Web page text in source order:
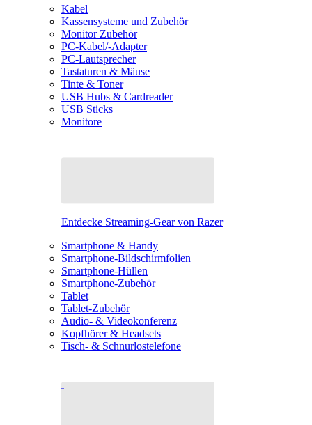
Kabel
Kassensysteme und Zubehör
Monitor Zubehör
PC-Kabel/-Adapter
PC-Lautsprecher
Tastaturen & Mäuse
Tinte & Toner
USB Hubs & Cardreader
USB Sticks
Monitore
Entdecke Streaming-Gear von Razer
Smartphone & Handy
Smartphone-Bildschirmfolien
Smartphone-Hüllen
Smartphone-Zubehör
Tablet
Tablet-Zubehör
Audio- & Videokonferenz
Kopfhörer & Headsets
Tisch- & Schnurlostelefone